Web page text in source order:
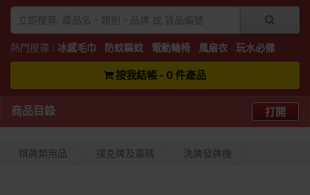
熱門搜尋 : 冰感毛巾 防蚊驅蚊 電動輪椅 風扇衣 玩水必備
按我結帳 - 0 件產品
商品目錄 打開
棋牌類用品 撲克牌及籌碼 洗牌發牌機